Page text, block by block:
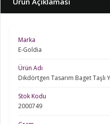
Marka
E-Goldia
Ürün Adı
Dikdörtgen Tasarım Baget Taşlı
Stok Kodu
2000749